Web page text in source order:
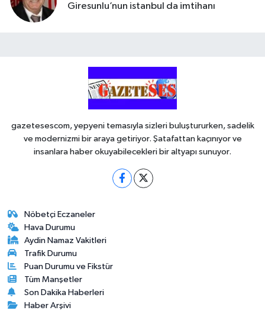
Giresunlu’nun istanbul da imtihanı
gazetesescom, yepyeni temasıyla sizleri buluştururken, sadelik
ve modernizmi bir araya getiriyor. Şatafattan kaçınıyor ve
insanlara haber okuyabilecekleri bir altyapı sunuyor.
Nöbetçi Eczaneler
Hava Durumu
Aydin Namaz Vakitleri
Trafik Durumu
Puan Durumu ve Fikstür
Tüm Manşetler
Son Dakika Haberleri
Haber Arşivi